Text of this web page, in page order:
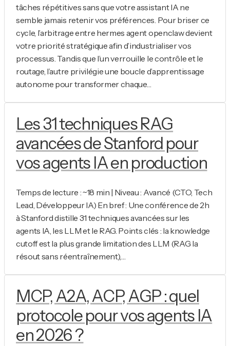
tâches répétitives sans que votre assistant IA ne
semble jamais retenir vos préférences. Pour briser ce
cycle, l’arbitrage entre hermes agent openclaw devient
votre priorité stratégique afin d’industrialiser vos
processus. Tandis que l’un verrouille le contrôle et le
routage, l’autre privilégie une boucle d’apprentissage
autonome pour transformer chaque…
Les 31 techniques RAG
avancées de Stanford pour
vos agents IA en production
Temps de lecture : ~18 min | Niveau : Avancé (CTO, Tech
Lead, Développeur IA) En bref : Une conférence de 2h
à Stanford distille 31 techniques avancées sur les
agents IA, les LLM et le RAG. Points clés : la knowledge
cutoff est la plus grande limitation des LLM (RAG la
résout sans réentraînement),…
MCP, A2A, ACP, AGP : quel
protocole pour vos agents IA
en 2026 ?